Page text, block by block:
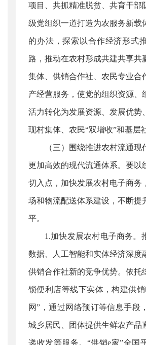
项目、共抓精准脱贫、共育干部
级党组织一道打造为农服务新载
的办法，探索以合作经济形式
路，推动在农村形成共建共享共
集体、供销合作社、农民专业合
产经营服务，使党的组织资源、
活力转化为发展资源、发展优势
现村集体、农民“双增收”和基层
（三）围绕推进农村流通现
更加高效的现代流通体系。要以
切入点，加快发展农村电子商务
场和物流配送体系建设，不断提
平。
1.加快发展农村电子商务。
数据、人工智能和实体经济深度
供销合作社新的竞争优势。依托
锁便利店等线下实体，构建供
网”，通过网络预订等信息手段
城乡居民、团体提供生鲜农产品
递收发等服务。“供销e家”全国